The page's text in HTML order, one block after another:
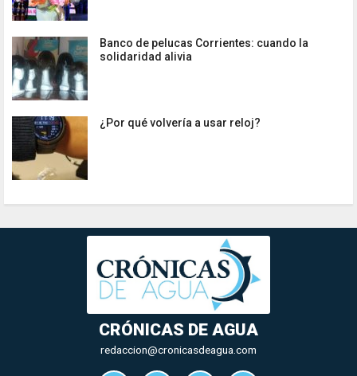
Banco de pelucas Corrientes: cuando la
solidaridad alivia
¿Por qué volvería a usar reloj?
CRÓNICAS DE AGUA
redaccion@cronicasdeagua.com